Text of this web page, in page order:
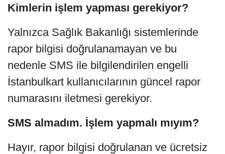
Kimlerin işlem yapması gerekiyor?
Yalnızca Sağlık Bakanlığı sistemlerinde
rapor bilgisi doğrulanamayan ve bu
nedenle SMS ile bilgilendirilen engelli
İstanbulkart kullanıcılarının güncel rapor
numarasını iletmesi gerekiyor.
SMS almadım. İşlem yapmalı mıyım?
Hayır, rapor bilgisi doğrulanan ve ücretsiz